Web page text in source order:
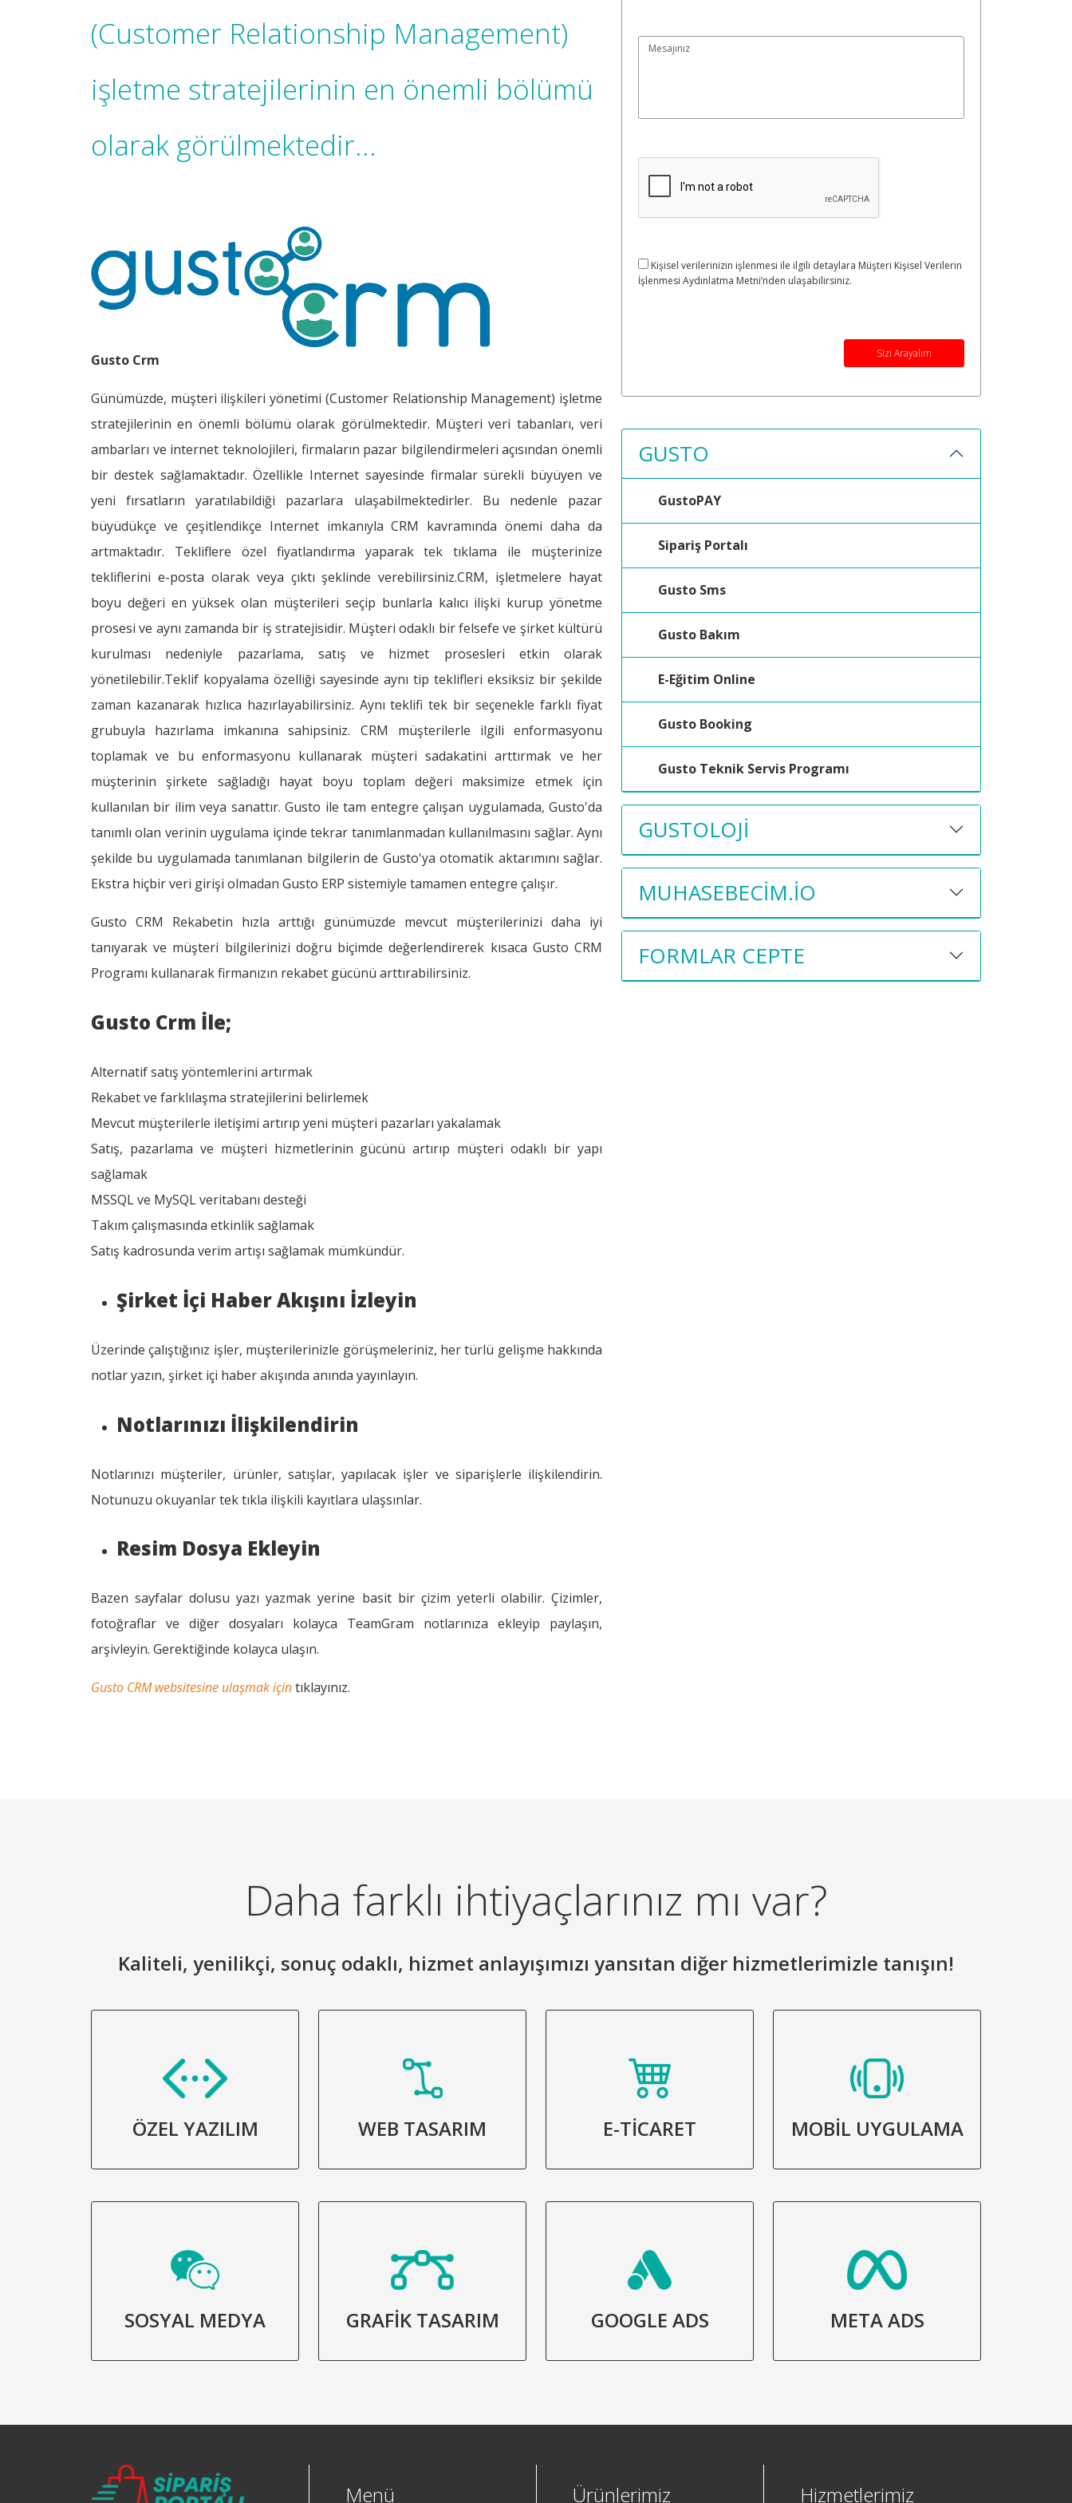
(Customer Relationship Management)
işletme stratejilerinin en önemli bölümü
olarak görülmektedir...
Gusto Crm
Günümüzde, müşteri ilişkileri yönetimi (Customer Relationship Management) işletme
stratejilerinin en önemli bölümü olarak görülmektedir. Müşteri veri tabanları, veri
ambarları ve internet teknolojileri, firmaların pazar bilgilendirmeleri açısından önemli
bir destek sağlamaktadır. Özellikle Internet sayesinde firmalar sürekli büyüyen ve
yeni fırsatların yaratılabildiği pazarlara ulaşabilmektedirler. Bu nedenle pazar
büyüdükçe ve çeşitlendikçe Internet imkanıyla CRM kavramında önemi daha da
artmaktadır. Tekliflere özel fiyatlandırma yaparak tek tıklama ile müşterinize
tekliflerini e-posta olarak veya çıktı şeklinde verebilirsiniz.CRM, işletmelere hayat
boyu değeri en yüksek olan müşterileri seçip bunlarla kalıcı ilişki kurup yönetme
prosesi ve aynı zamanda bir iş stratejisidir. Müşteri odaklı bir felsefe ve şirket kültürü
kurulması nedeniyle pazarlama, satış ve hizmet prosesleri etkin olarak
yönetilebilir.Teklif kopyalama özelliği sayesinde aynı tip teklifleri eksiksiz bir şekilde
zaman kazanarak hızlıca hazırlayabilirsiniz. Aynı teklifi tek bir seçenekle farklı fiyat
grubuyla hazırlama imkanına sahipsiniz. CRM müşterilerle ilgili enformasyonu
toplamak ve bu enformasyonu kullanarak müşteri sadakatini arttırmak ve her
müşterinin şirkete sağladığı hayat boyu toplam değeri maksimize etmek için
kullanılan bir ilim veya sanattır. Gusto ile tam entegre çalışan uygulamada, Gusto'da
tanımlı olan verinin uygulama içinde tekrar tanımlanmadan kullanılmasını sağlar. Aynı
şekilde bu uygulamada tanımlanan bilgilerin de Gusto'ya otomatik aktarımını sağlar.
Ekstra hiçbir veri girişi olmadan Gusto ERP sistemiyle tamamen entegre çalışır.
Gusto CRM Rekabetin hızla arttığı günümüzde mevcut müşterilerinizi daha iyi
tanıyarak ve müşteri bilgilerinizi doğru biçimde değerlendirerek kısaca Gusto CRM
Programı kullanarak firmanızın rekabet gücünü arttırabilirsiniz.
Gusto Crm İle;
Alternatif satış yöntemlerini artırmak
Rekabet ve farklılaşma stratejilerini belirlemek
Mevcut müşterilerle iletişimi artırıp yeni müşteri pazarları yakalamak
Satış, pazarlama ve müşteri hizmetlerinin gücünü artırıp müşteri odaklı bir yapı
sağlamak
MSSQL ve MySQL veritabanı desteği
Takım çalışmasında etkinlik sağlamak
Satış kadrosunda verim artışı sağlamak mümkündür.
Şirket İçi Haber Akışını İzleyin
Üzerinde çalıştığınız işler, müşterilerinizle görüşmeleriniz, her türlü gelişme hakkında
notlar yazın, şirket içi haber akışında anında yayınlayın.
Notlarınızı İlişkilendirin
Notlarınızı müşteriler, ürünler, satışlar, yapılacak işler ve siparişlerle ilişkilendirin.
Notunuzu okuyanlar tek tıkla ilişkili kayıtlara ulaşsınlar.
Resim Dosya Ekleyin
Bazen sayfalar dolusu yazı yazmak yerine basit bir çizim yeterli olabilir. Çizimler,
fotoğraflar ve diğer dosyaları kolayca TeamGram notlarınıza ekleyip paylaşın,
arşivleyin. Gerektiğinde kolayca ulaşın.
Gusto CRM websitesine ulaşmak içintıklayınız.
Kişisel verilerinizin işlenmesi ile ilgili detaylara Müşteri Kişisel Verilerin
İşlenmesi Aydınlatma Metni’nden ulaşabilirsiniz.
Sizi Arayalım
GUSTO
GustoPAY
Sipariş Portalı
Gusto Sms
Gusto Bakım
E-Eğitim Online
Gusto Booking
Gusto Teknik Servis Programı
GUSTOLOJI
MUHASEBECIM.IO
FORMLAR CEPTE
Daha farklı ihtiyaçlarınız mı var?
Kaliteli, yenilikçi, sonuç odaklı, hizmet anlayışımızı yansıtan diğer hizmetlerimizle tanışın!
ÖZEL YAZILIM WEB TASARIM E-TİCARET MOBİL UYGULAMA
SOSYAL MEDYA GRAFİK TASARIM GOOGLE ADS META ADS
Menü Ürünlerimiz Hizmetlerimiz